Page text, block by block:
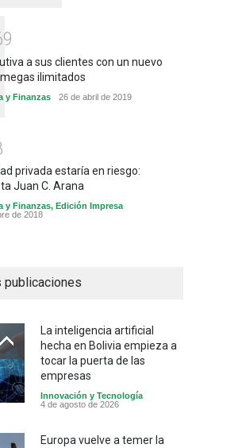
9
a sus clientes con un nuevo
ilimitados
y Finanzas 26 de abril de 2019
privada estaría en riesgo:
Juan C. Arana
y Finanzas, Edición Impresa
de 2018
publicaciones
La inteligencia artificial
hecha en Bolivia empieza a
tocar la puerta de las
empresas
Innovación y Tecnología
4 de agosto de 2026
Europa vuelve a temer la